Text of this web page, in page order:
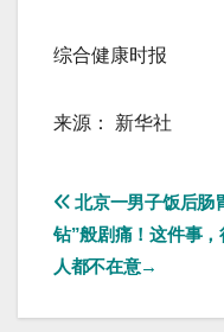
综合健康时报
来源： 新华社
文
章
导
北京一男子饭后肠
钻”般剧痛！这件事，
人都不在意→